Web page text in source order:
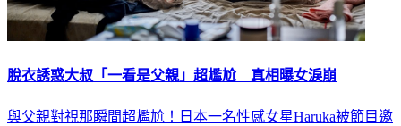
脫衣誘惑大叔「一看是父親」超尷尬 真相曝女淚崩
與父親對視那瞬間超尷尬！日本一名性感女星Haruka被節目邀